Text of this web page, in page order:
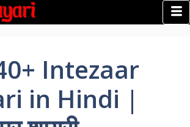
Intezaar
in Hindi |